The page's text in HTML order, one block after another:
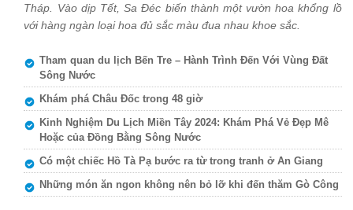
Tháp. Vào dịp Tết, Sa Đéc biến thành một vườn hoa khổng lồ
với hàng ngàn loại hoa đủ sắc màu đua nhau khoe sắc.
Tham quan du lịch Bến Tre – Hành Trình Đến Với Vùng Đất
Sông Nước
Khám phá Châu Đốc trong 48 giờ
Kinh Nghiệm Du Lịch Miền Tây 2024: Khám Phá Vẻ Đẹp Mê
Hoặc của Đồng Bằng Sông Nước
Có một chiếc Hồ Tà Pạ bước ra từ trong tranh ở An Giang
Những món ăn ngon không nên bỏ lỡ khi đến thăm Gò Công